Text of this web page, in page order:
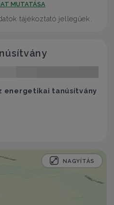
MUTATÁSA
tájékoztató jellegűek.
energetikai tanúsítvány
NAGYÍTÁS